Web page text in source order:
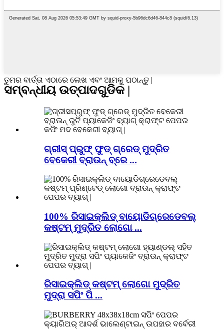
ତୁମର ବାର୍ତ୍ତା ଏଠାରେ ଲେଖ ଏବଂ ଆମକୁ ପଠାନ୍ତୁ |
ସମ୍ବନ୍ଧୀୟ ଉତ୍ପାଦଗୁଡିକ |
ଗ୍ରୀସ୍ ପ୍ରୁଫ୍ ଫୁଡ୍ ଗ୍ରେଡ୍ ମୁଦ୍ରିତ
ବେକେରୀ ବ୍ରାଉନ୍ ବ୍ରେ ...
100% ରିସାଇକ୍ଲିଡ୍ ବାୟୋଡିଗ୍ରେଡେବଲ୍
କଷ୍ଟମ୍ ମୁଦ୍ରିତ ଲୋଗୋ ...
ରିସାଇକ୍ଲିଡ୍ କଷ୍ଟମ୍ ଲୋଗୋ ମୁଦ୍ରିତ
ମୁଦ୍ରା ସପିଂ ପି ...